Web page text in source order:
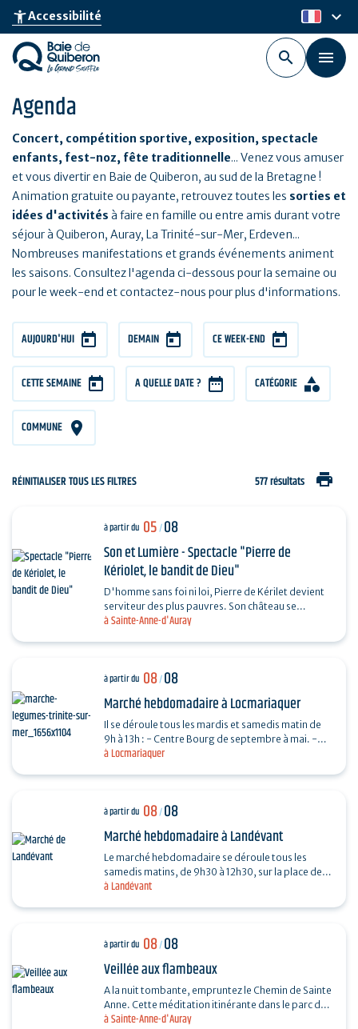
Aller
au
contenu
principal
accessibility_newAccessibilité fr
keyboard_arrow_down
Agenda
Concert, compétition sportive, exposition, spectacle
enfants, fest-noz, fête traditionnelle... Venez vous amuser
et vous divertir en Baie de Quiberon, au sud de la Bretagne !
Animation gratuite ou payante, retrouvez toutes les sorties et
idées d'activités à faire en famille ou entre amis durant votre
séjour à Quiberon, Auray, La Trinité-sur-Mer, Erdeven...
Nombreuses manifestations et grands événements animent
les saisons. Consultez l'agenda ci-dessous pour la semaine ou
pour le week-end et contactez-nous pour plus d'informations.
AUJOURD'HUI DEMAIN CE WEEK-END
CETTE SEMAINE A QUELLE DATE ? CATÉGORIE
COMMUNE
RÉINITIALISER TOUS LES FILTRES 577 résultats print
à Sainte-Anne-d'Auray
à partir du 05/08
Son et Lumière - Spectacle "Pierre de
Kériolet, le bandit de Dieu"
D'homme sans foi ni loi, Pierre de Kérilet devient
serviteur des plus pauvres. Son château se
transforme en refuge, sa vie en offrande.
à Locmariaquer
à partir du 08/08
Marché hebdomadaire à Locmariaquer
Il se déroule tous les mardis et samedis matin de
9h à 13h : - Centre Bourg de septembre à mai. -
Place De Gaulle de juin à août.
à Landévant
à partir du 08/08
Marché hebdomadaire à Landévant
Le marché hebdomadaire se déroule tous les
samedis matins, de 9h30 à 12h30, sur la place de
l'Église (côté parking).
à Sainte-Anne-d'Auray
à partir du 08/08
Veillée aux flambeaux
A la nuit tombante, empruntez le Chemin de Sainte
Anne. Cette méditation itinérante dans le parc du
sanctuaire permet d’arpenter la vie et le